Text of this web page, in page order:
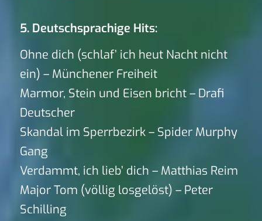
5. Deutschsprachige Hits:
Ohne dich (schlaf’ ich heut Nacht nicht
ein) – Münchener Freiheit
Marmor, Stein und Eisen bricht – Drafi
Deutscher
Skandal im Sperrbezirk – Spider Murphy
Gang
Verdammt, ich lieb’ dich – Matthias Reim
Major Tom (völlig losgelöst) – Peter
Schilling